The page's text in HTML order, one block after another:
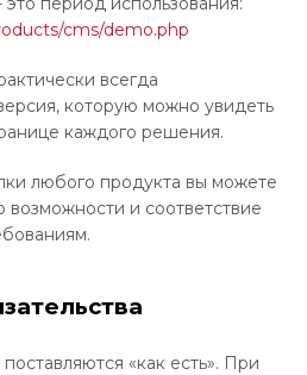
cms/demo.php
всегда
которую можно увидеть
каждого решения.
любого продукта вы можете
возможности и соответствие
«как есть». При